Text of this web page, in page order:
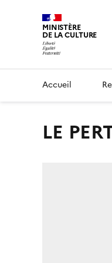
MINISTÈRE
DE LA CULTURE
Accueil
LE